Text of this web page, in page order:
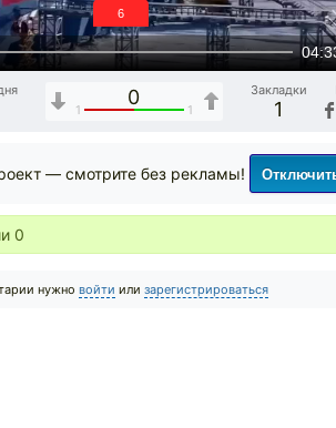
6
0
1 1
Закладки
1
— смотрите без рекламы!
0
нужно войти или зарегистрироваться